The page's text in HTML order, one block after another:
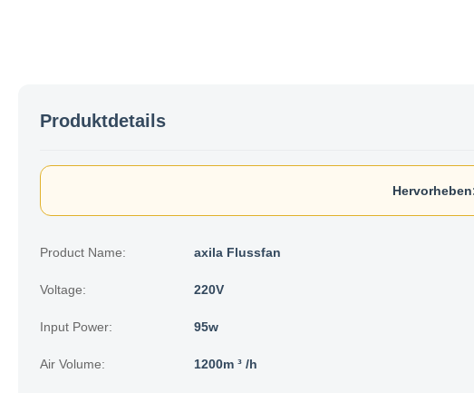
Produktdetails
Product Name: axila Flussfan
Voltage: 220V
Input Power: 95w
Air Volume: 1200m ³ /h